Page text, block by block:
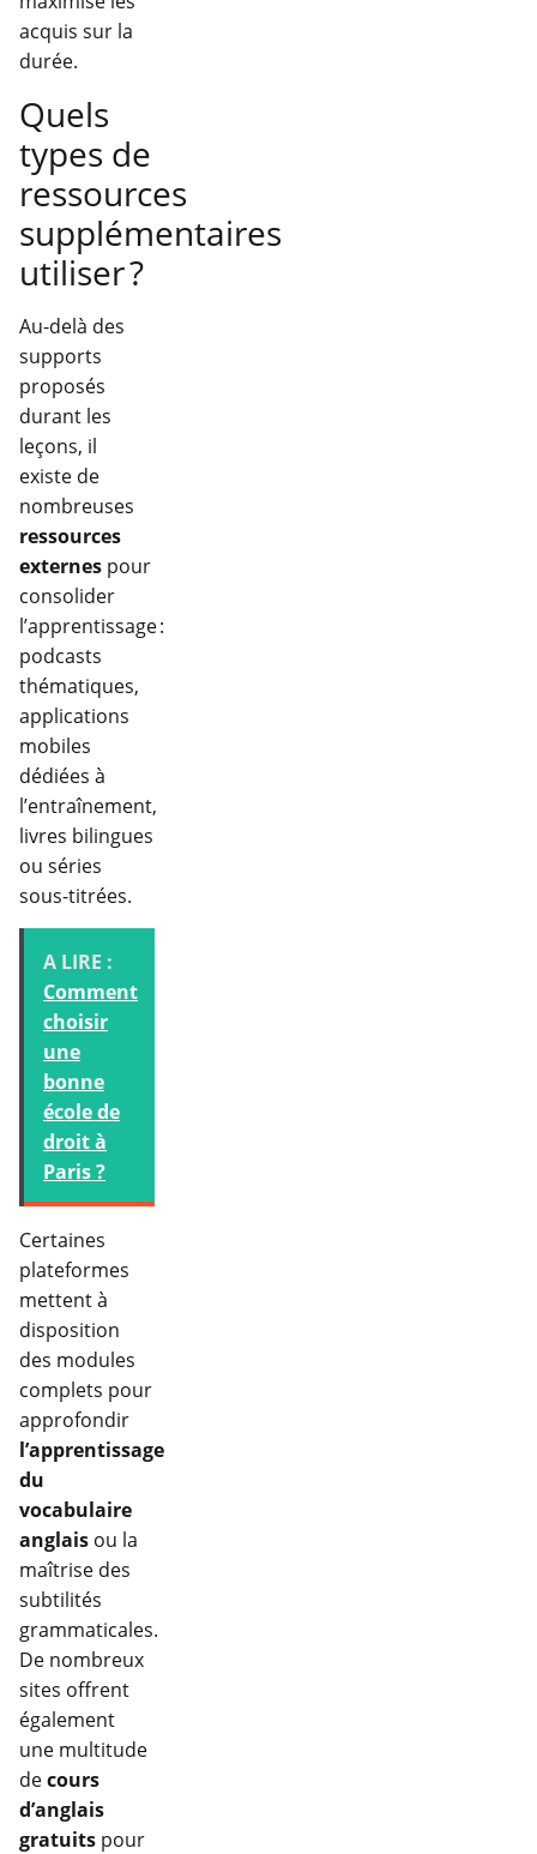
acquis sur la
durée.
Quels
types de
ressources
supplémentaires
utiliser ?
Au-delà des
supports
proposés
durant les
leçons, il
existe de
nombreuses
ressources
externes pour
consolider
l’apprentissage :
podcasts
thématiques,
applications
mobiles
dédiées à
l’entraînement,
livres bilingues
ou séries
sous-titrées.
A LIRE :
Comment
choisir
une
bonne
école de
droit à
Paris ?
Certaines
plateformes
mettent à
disposition
des modules
complets pour
approfondir
l’apprentissage
du
vocabulaire
anglais ou la
maîtrise des
subtilités
grammaticales.
De nombreux
sites offrent
également
une multitude
decours
d’anglais
gratuits pour